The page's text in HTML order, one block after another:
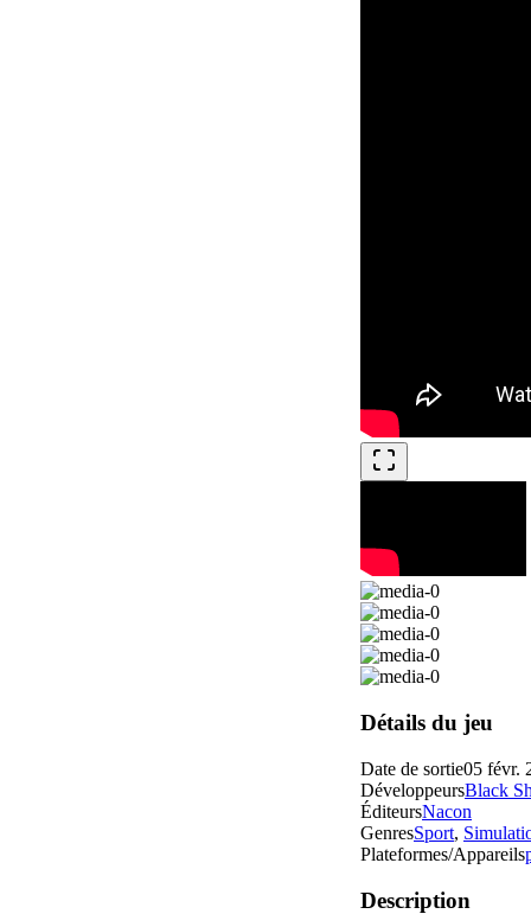
Détails du jeu
Date de sortie05 févr.
DéveloppeursBlack
ÉditeursNacon
GenresSport,
Plateformes/Appareils
Description